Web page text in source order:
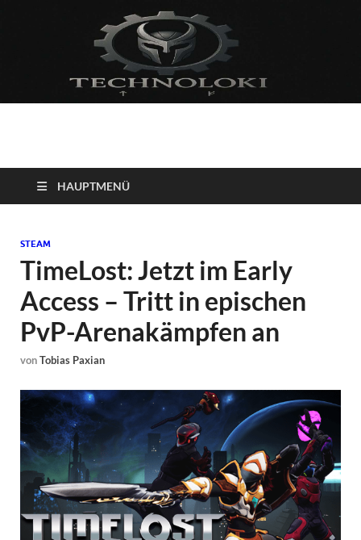
Technoloki: Gaming
und Entertainment
News
Blockbuster, Indie-Perlen und Retro-Klassiker.
HAUPTMENÜ
STEAM
TimeLost: Jetzt im Early
Access – Tritt in epischen
PvP-Arenakämpfen an
vonTobias Paxian